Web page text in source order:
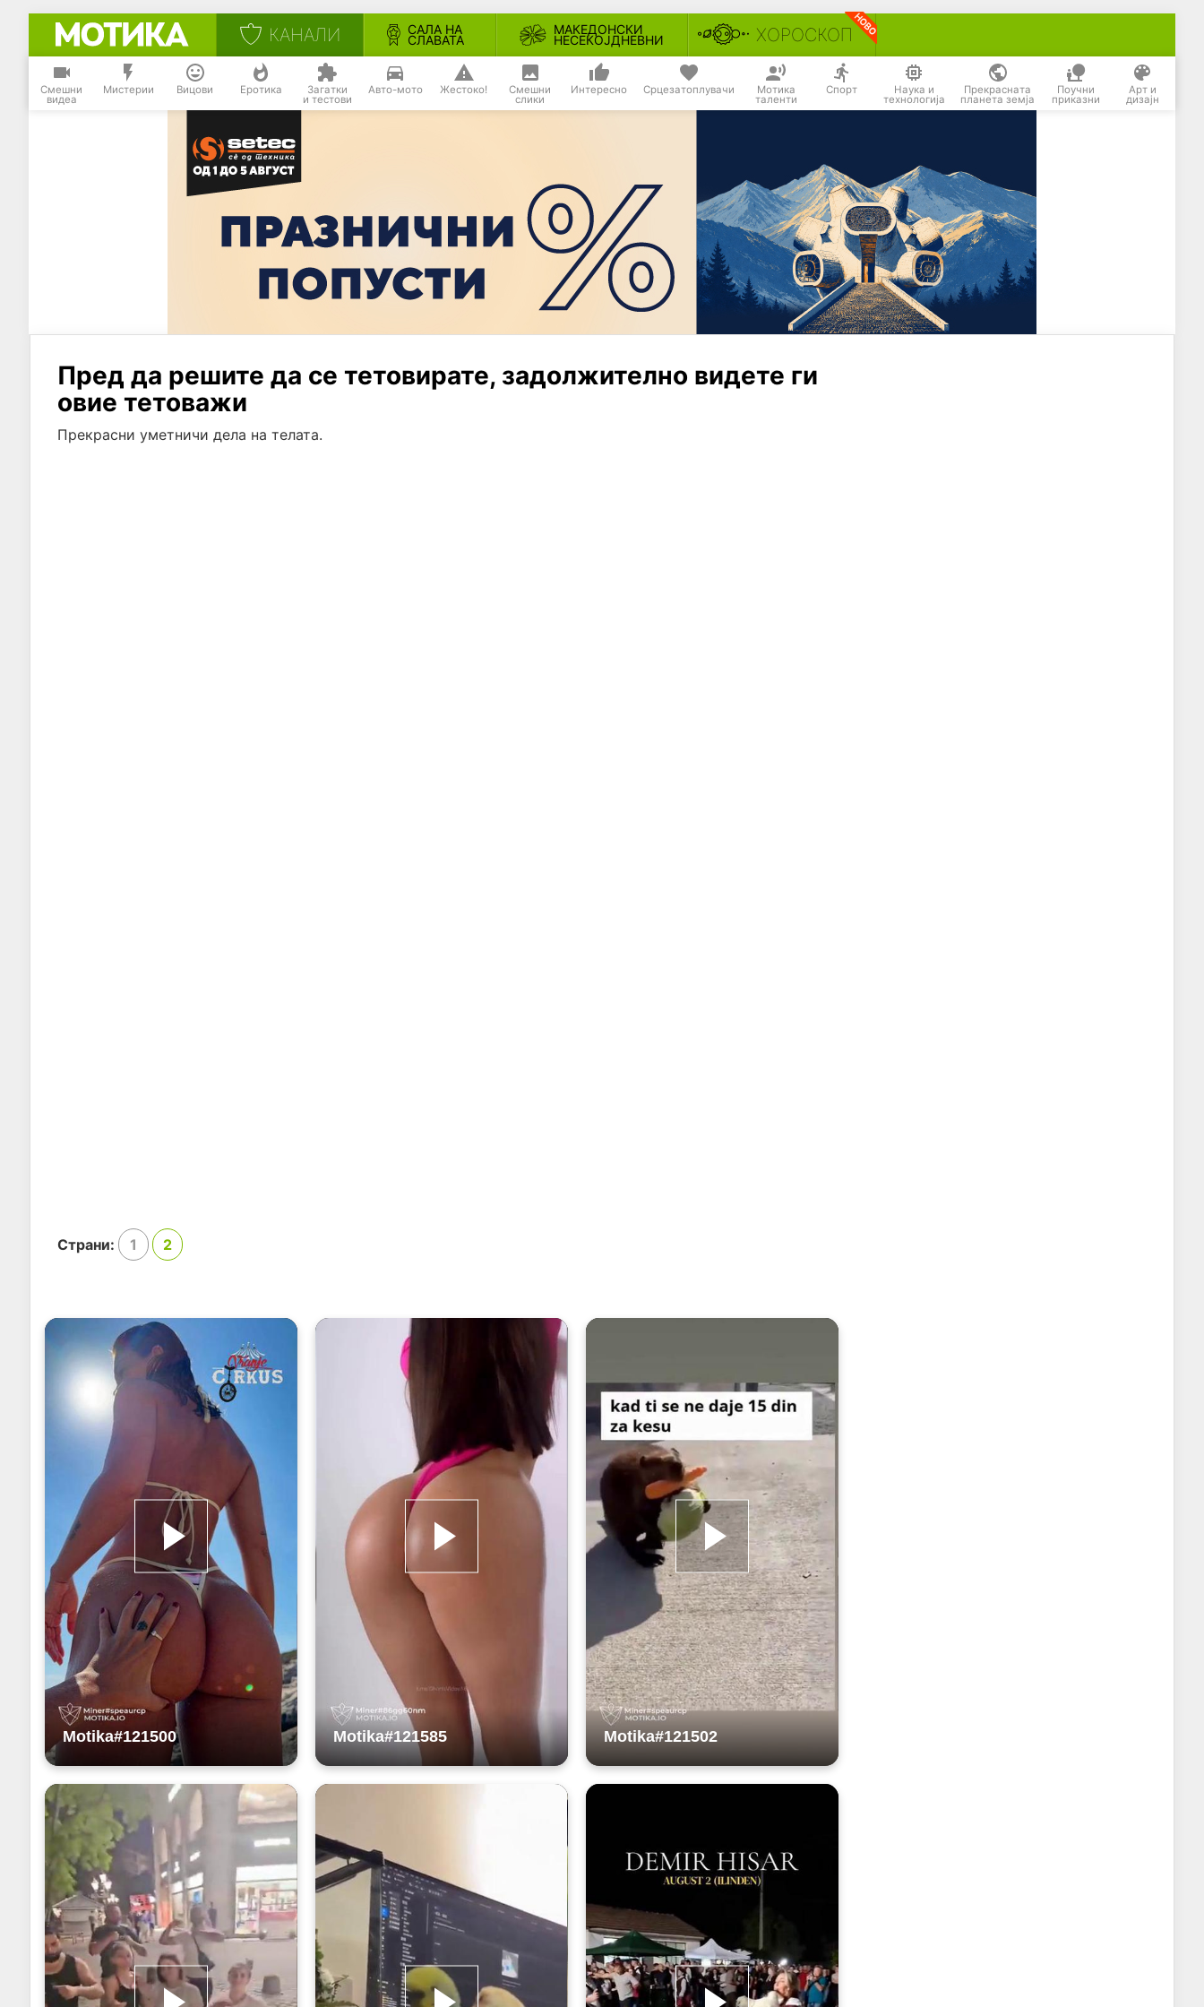
КАНАЛИ САЛА НА
СЛАВАТА
МАКЕДОНСКИ
НЕСЕКОЈДНЕВНИ ХОРОСКОП
Смешни
видеа
Мистерии Вицови Еротика Загатки
и тестови
Авто-мото Жестоко! Смешни
слики
Интересно Срцезатоплувачи Мотика
таленти
Спорт Наука и
технологија
Прекрасната
планета земја
Поучни
приказни
Арт и
дизајн
Пред да решите да се тетовирате, задолжително видете ги
овие тетоважи
Прекрасни уметничи дела на телата.
Страни: 1 2